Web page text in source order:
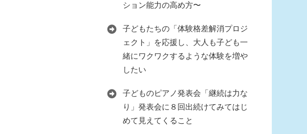
ション能力の高め方〜
子どもたちの「体験格差解消プロジ
ェクト」を応援し、大人も子ども一
緒にワクワクするような体験を増や
したい
子どものピアノ発表会「継続は力な
り」発表会に８回出続けてみてはじ
めて見えてくること